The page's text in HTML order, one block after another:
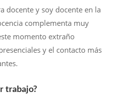
docente y soy docente en la
complementa muy
momento extraño
y el contacto más
trabajo?